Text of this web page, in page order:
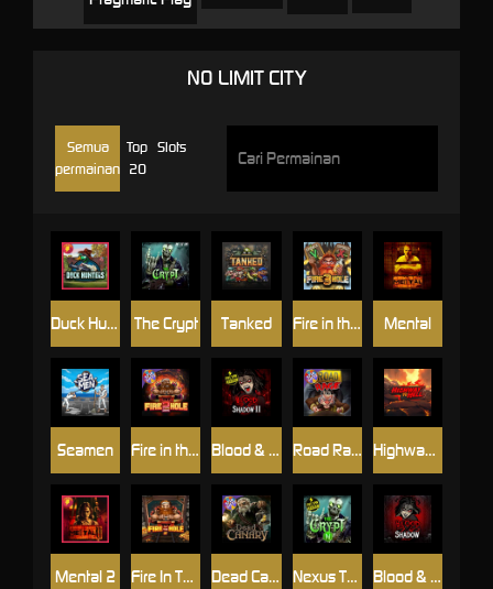
NO LIMIT CITY
Semua
permainan
Top
20
Slots
Seamen
Duck Hunters Fire in the Hole 3
Highway to Hell
Mental 2 Blood & Shadow
Blood & Shadow 2
Mental
The Crypt
Nexus The Crypt
Fire in the Hole 2
Tanked
Fire In The Hole xBomb
Road Rage
Dead Canary